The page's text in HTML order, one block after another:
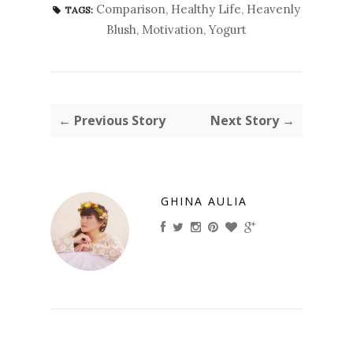
TAGS: Comparison, Healthy Life, Heavenly
Blush, Motivation,Yogurt
← Previous Story Next Story →
GHINA AULIA